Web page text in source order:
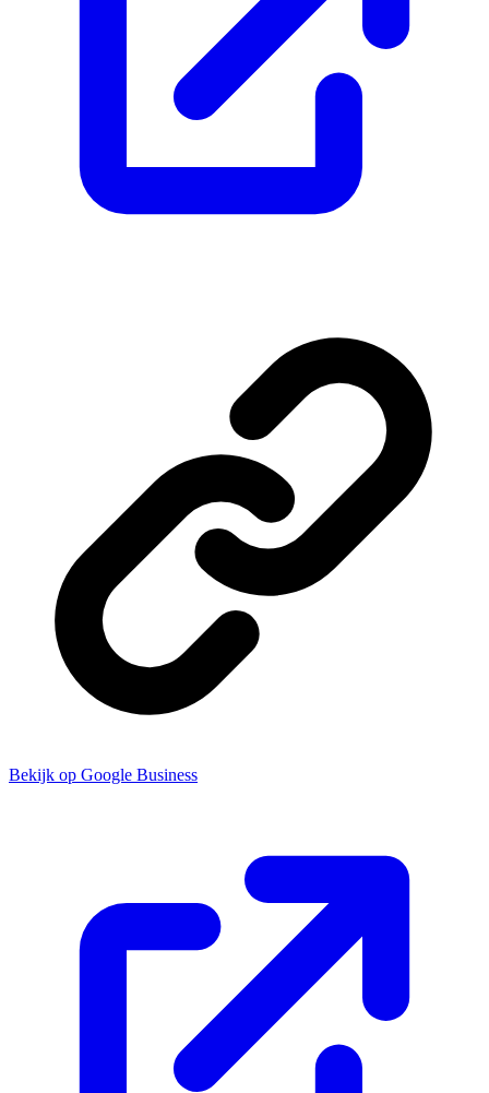
Bekijk op Google Business